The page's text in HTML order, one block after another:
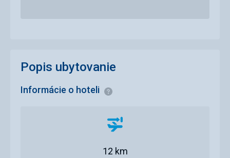
Popis ubytovanie
Informácie o hoteli Informácie
Vzdialenosť
letiska
12 km